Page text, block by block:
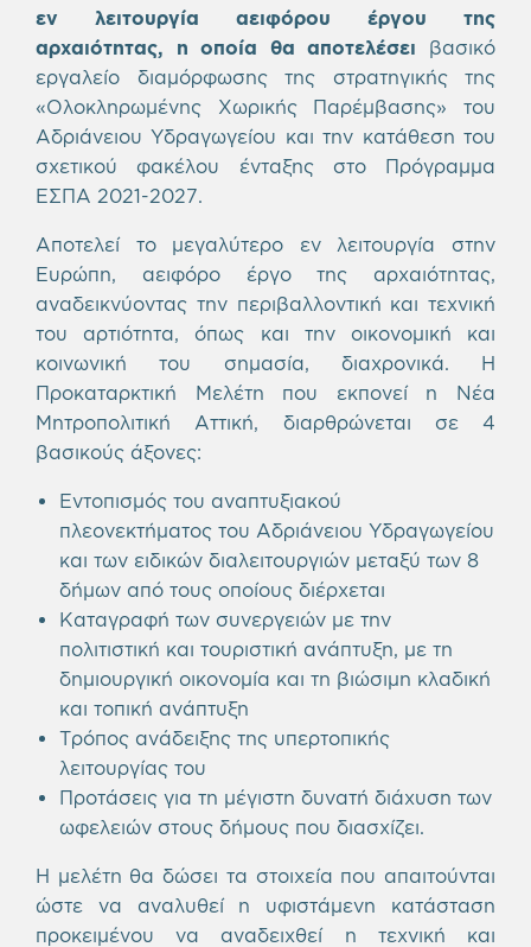
εν λειτουργία αειφόρου έργου της
αρχαιότητας, η οποία θα αποτελέσει βασικό
εργαλείο διαμόρφωσης της στρατηγικής της
«Ολοκληρωμένης Χωρικής Παρέμβασης» του
Αδριάνειου Υδραγωγείου και την κατάθεση του
σχετικού φακέλου ένταξης στο Πρόγραμμα
ΕΣΠΑ 2021-2027.
Αποτελεί το μεγαλύτερο εν λειτουργία στην
Ευρώπη, αειφόρο έργο της αρχαιότητας,
αναδεικνύοντας την περιβαλλοντική και τεχνική
του αρτιότητα, όπως και την οικονομική και
κοινωνική του σημασία, διαχρονικά. Η
Προκαταρκτική Μελέτη που εκπονεί η Νέα
Μητροπολιτική Αττική, διαρθρώνεται σε 4
βασικούς άξονες:
Εντοπισμός του αναπτυξιακού
πλεονεκτήματος του Αδριάνειου Υδραγωγείου
και των ειδικών διαλειτουργιών μεταξύ των 8
δήμων από τους οποίους διέρχεται
Καταγραφή των συνεργειών με την
πολιτιστική και τουριστική ανάπτυξη, με τη
δημιουργική οικονομία και τη βιώσιμη κλαδική
και τοπική ανάπτυξη
Τρόπος ανάδειξης της υπερτοπικής
λειτουργίας του
Προτάσεις για τη μέγιστη δυνατή διάχυση των
ωφελειών στους δήμους που διασχίζει.
Η μελέτη θα δώσει τα στοιχεία που απαιτούνται
ώστε να αναλυθεί η υφιστάμενη κατάσταση
προκειμένου να αναδειχθεί η τεχνική και